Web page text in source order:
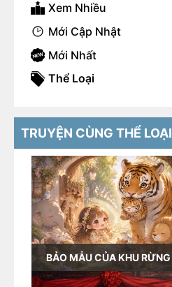
Xem Nhiều
Mới Cập Nhật
Mới Nhất
Thể Loại
TRUYỆN CÙNG THỂ LOẠI
BẢO MẪU CỦA KHU RỪNG